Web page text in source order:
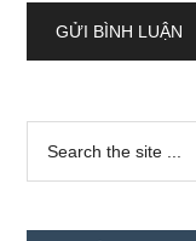
Sidebar
chính
...